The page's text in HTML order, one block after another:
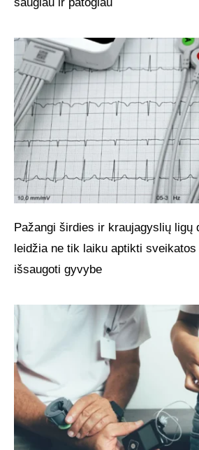
Pažangi širdies ir kraujagyslių ligų
leidžia ne tik laiku aptikti
išsaugoti gyvybe